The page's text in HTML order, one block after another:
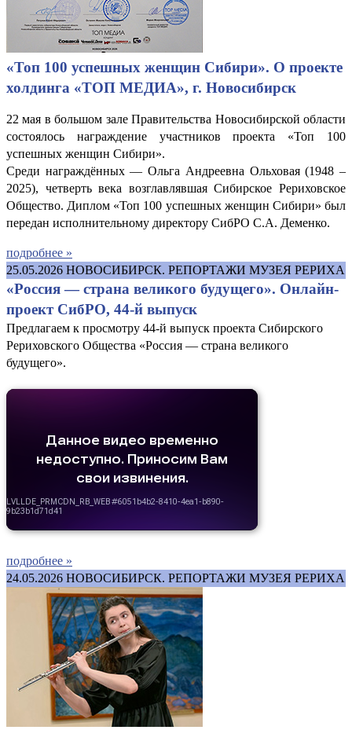
«Топ 100 успешных женщин Сибири». О проекте
холдинга «ТОП МЕДИА», г. Новосибирск
22 мая в большом зале Правительства Новосибирской области
состоялось награждение участников проекта «Топ 100
успешных женщин Сибири».
Среди награждённых — Ольга Андреевна Ольховая (1948 –
2025), четверть века возглавлявшая Сибирское Рериховское
Общество. Диплом «Топ 100 успешных женщин Сибири» был
передан исполнительному директору СибРО С.А. Деменко.
подробнее »
25.05.2026 НОВОСИБИРСК. РЕПОРТАЖИ МУЗЕЯ РЕРИХА
«Россия — страна великого будущего». Онлайн-
проект СибРО, 44-й выпуск
Предлагаем к просмотру 44-й выпуск проекта Сибирского
Рериховского Общества «Россия — страна великого
будущего».
подробнее »
24.05.2026 НОВОСИБИРСК. РЕПОРТАЖИ МУЗЕЯ РЕРИХА